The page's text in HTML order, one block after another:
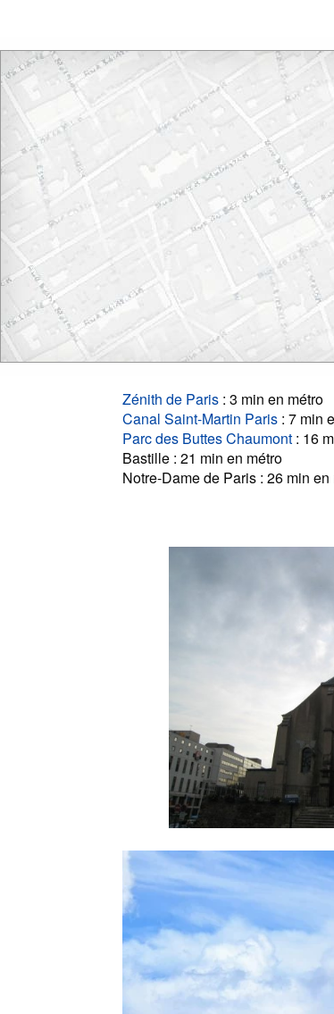
Zénith de Paris : 3 min en métro
Canal Saint-Martin Paris : 7 min
Parc des Buttes Chaumont : 16
Bastille : 21 min en métro
Notre-Dame de Paris : 26 min